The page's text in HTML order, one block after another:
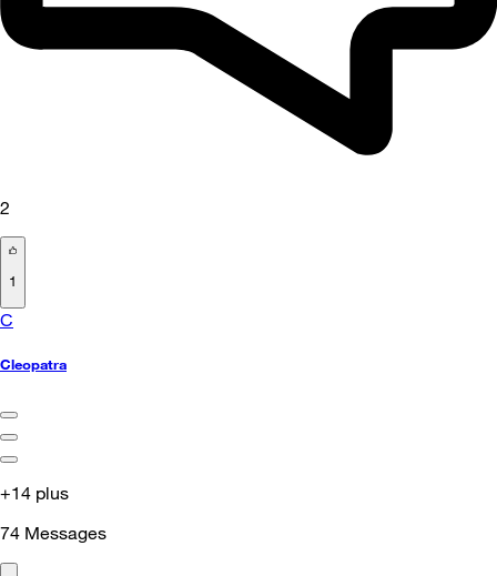
2
1
C
Cleopatra
+14 plus
74 Messages